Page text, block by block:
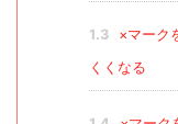
1.3
×マーク
くくなる